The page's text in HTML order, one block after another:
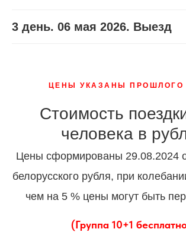
3 день. 06 мая 2026. Выезд
ЦЕНЫ УКАЗАНЫ ПРОШЛОГО
Стоимость
человека в
Цены сформированы 29.08.2024
белорусского рубля, при
чем на 5 % цены могут быть
(Группа 10+1